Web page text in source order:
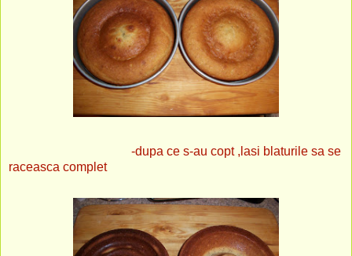
-dupa ce s-au copt ,lasi blaturile sa se
raceasca complet